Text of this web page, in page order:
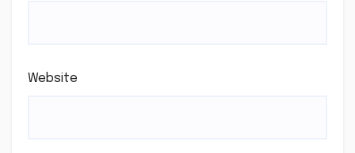
Website